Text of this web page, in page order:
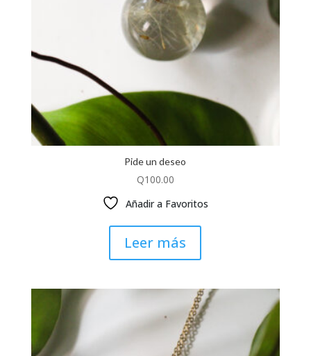
Pide un deseo
Q100.00
Añadir a Favoritos
Leer más